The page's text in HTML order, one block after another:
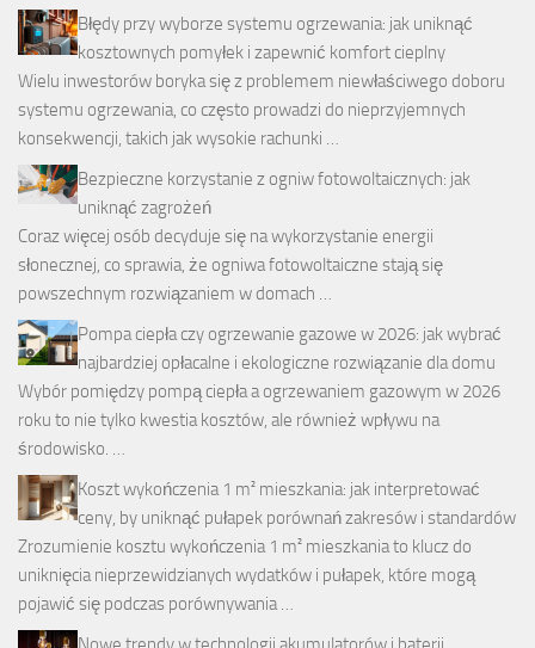
Błędy przy wyborze systemu ogrzewania: jak uniknąć
kosztownych pomyłek i zapewnić komfort cieplny
Wielu inwestorów boryka się z problemem niewłaściwego doboru
systemu ogrzewania, co często prowadzi do nieprzyjemnych
konsekwencji, takich jak wysokie rachunki …
Bezpieczne korzystanie z ogniw fotowoltaicznych: jak
uniknąć zagrożeń
Coraz więcej osób decyduje się na wykorzystanie energii
słonecznej, co sprawia, że ogniwa fotowoltaiczne stają się
powszechnym rozwiązaniem w domach …
Pompa ciepła czy ogrzewanie gazowe w 2026: jak wybrać
najbardziej opłacalne i ekologiczne rozwiązanie dla domu
Wybór pomiędzy pompą ciepła a ogrzewaniem gazowym w 2026
roku to nie tylko kwestia kosztów, ale również wpływu na
środowisko. …
Koszt wykończenia 1 m² mieszkania: jak interpretować
ceny, by uniknąć pułapek porównań zakresów i standardów
Zrozumienie kosztu wykończenia 1 m² mieszkania to klucz do
uniknięcia nieprzewidzianych wydatków i pułapek, które mogą
pojawić się podczas porównywania …